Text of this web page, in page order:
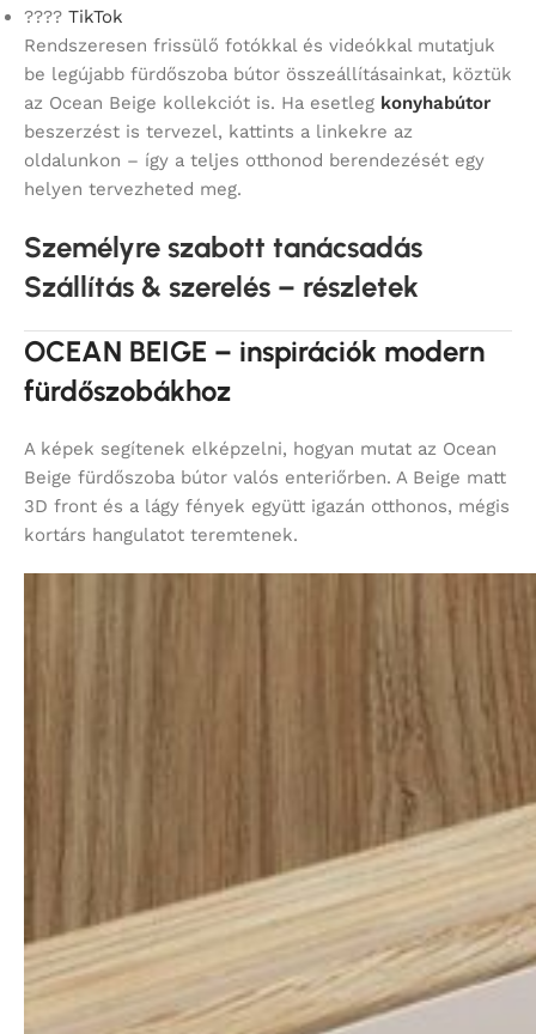
???? TikTok
Rendszeresen frissülő fotókkal és videókkal mutatjuk
be legújabb fürdőszoba bútor összeállításainkat, köztük
az Ocean Beige kollekciót is. Ha esetleg konyhabútor
beszerzést is tervezel, kattints a linkekre az
oldalunkon – így a teljes otthonod berendezését egy
helyen tervezheted meg.
Személyre szabott tanácsadás
Szállítás & szerelés – részletek
OCEAN BEIGE – inspirációk modern
fürdőszobákhoz
A képek segítenek elképzelni, hogyan mutat az Ocean
Beige fürdőszoba bútor valós enteriőrben. A Beige matt
3D front és a lágy fények együtt igazán otthonos, mégis
kortárs hangulatot teremtenek.